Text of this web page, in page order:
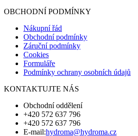
OBCHODNÍ PODMÍNKY
Nákupní řád
Obchodní podmínky
Záruční podmínky
Cookies
Formuláře
Podmínky ochrany osobních údajů
KONTAKTUJTE NÁS
Obchodní oddělení
+420 572 637 796
+420 572 637 796
E-mail:hydroma@hydroma.cz